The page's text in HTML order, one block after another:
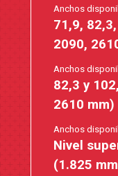
Anchos
71,9,
2090,
Anchos
82,3 y
2610 mm)
Anchos
Nivel
(1.825